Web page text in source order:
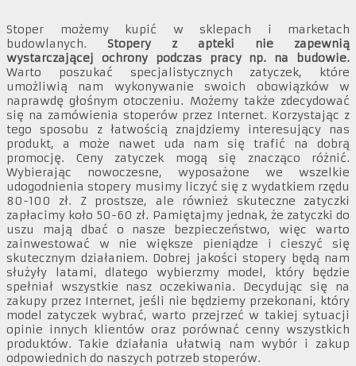
Stoper możemy kupić w sklepach i marketach
budowlanych. Stopery z apteki nie zapewnią
wystarczającej ochrony podczas pracy np. na budowie.
Warto poszukać specjalistycznych zatyczek, które
umożliwią nam wykonywanie swoich obowiązków w
naprawdę głośnym otoczeniu. Możemy także zdecydować
się na zamówienia stoperów przez Internet. Korzystając z
tego sposobu z łatwością znajdziemy interesujący nas
produkt, a może nawet uda nam się trafić na dobrą
promocję. Ceny zatyczek mogą się znacząco różnić.
Wybierając nowoczesne, wyposażone we wszelkie
udogodnienia stopery musimy liczyć się z wydatkiem rzędu
80-100 zł. Z prostsze, ale również skuteczne zatyczki
zapłacimy koło 50-60 zł. Pamiętajmy jednak, że zatyczki do
uszu mają dbać o nasze bezpieczeństwo, więc warto
zainwestować w nie większe pieniądze i cieszyć się
skutecznym działaniem. Dobrej jakości stopery będą nam
służyły latami, dlatego wybierzmy model, który będzie
spełniał wszystkie nasz oczekiwania. Decydując się na
zakupy przez Internet, jeśli nie będziemy przekonani, który
model zatyczek wybrać, warto przejrzeć w takiej sytuacji
opinie innych klientów oraz porównać cenny wszystkich
produktów. Takie działania ułatwią nam wybór i zakup
odpowiednich do naszych potrzeb stoperów.